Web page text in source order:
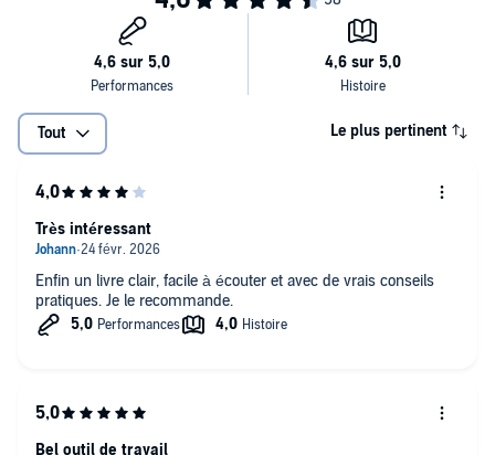
Tout Le plus pertinent
Enfin un livre clair, facile à écouter et avec de vrais conseils
pratiques. Je le recommande.
Très intéressant
Bel outil de travail